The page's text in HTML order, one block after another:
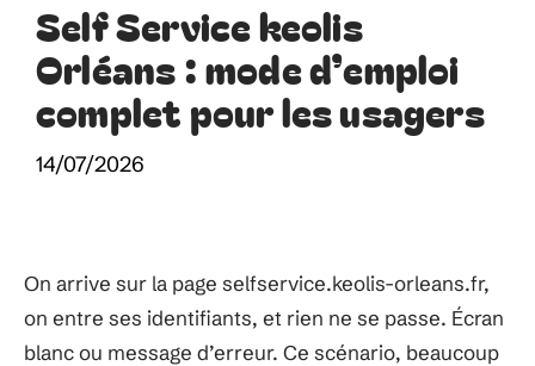
Self Service keolis
Orléans : mode d’emploi
complet pour les usagers
14/07/2026
On arrive sur la page selfservice.keolis-orleans.fr,
on entre ses identifiants, et rien ne se passe. Écran
blanc ou message d’erreur. Ce scénario, beaucoup